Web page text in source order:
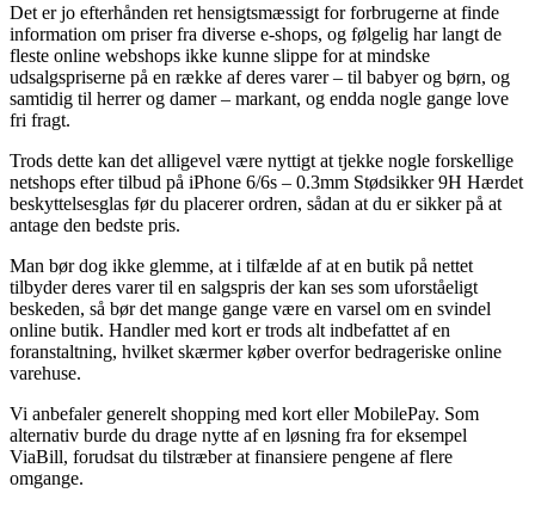
Det er jo efterhånden ret hensigtsmæssigt for forbrugerne at finde
information om priser fra diverse e-shops, og følgelig har langt de
fleste online webshops ikke kunne slippe for at mindske
udsalgspriserne på en række af deres varer – til babyer og børn, og
samtidig til herrer og damer – markant, og endda nogle gange love
fri fragt.
Trods dette kan det alligevel være nyttigt at tjekke nogle forskellige
netshops efter tilbud på iPhone 6/6s – 0.3mm Stødsikker 9H Hærdet
beskyttelsesglas før du placerer ordren, sådan at du er sikker på at
antage den bedste pris.
Man bør dog ikke glemme, at i tilfælde af at en butik på nettet
tilbyder deres varer til en salgspris der kan ses som uforståeligt
beskeden, så bør det mange gange være en varsel om en svindel
online butik. Handler med kort er trods alt indbefattet af en
foranstaltning, hvilket skærmer køber overfor bedrageriske online
varehuse.
Vi anbefaler generelt shopping med kort eller MobilePay. Som
alternativ burde du drage nytte af en løsning fra for eksempel
ViaBill, forudsat du tilstræber at finansiere pengene af flere
omgange.